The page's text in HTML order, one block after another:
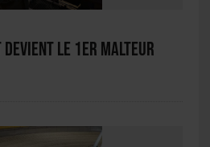
le 1er malteur